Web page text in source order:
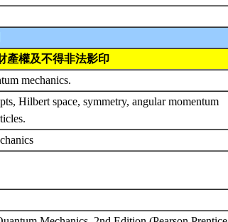
產權及不得非法影印
mechanics.
Hilbert space, symmetry, angular momentum